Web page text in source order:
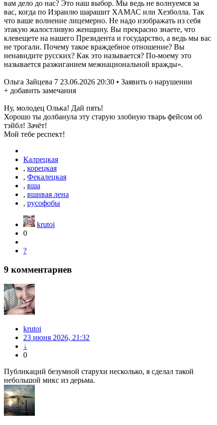
вам дело до нас? Это наш выбор. Мы ведь не волнуемся за
вас, когда по Израилю шарашит ХАМАС или Хезболла. Так
что ваше волнение лицемерно. Не надо изображать из себя
этакую жалостливую женщину. Вы прекрасно знаете, что
клевещете на нашего Президента и государство, а ведь мы вас
не трогали. Почему такое враждебное отношение? Вы
ненавидите русских? Как это называется? По-моему это
называется разжиганием межнациональной вражды».
Ольга Зайцева 7 23.06.2026 20:30 • Заявить о нарушении
+ добавить замечания
Ну, молодец Олька! Дай пять!
Хорошо ты долбанула эту старую злобную тварь фейсом об
тэйбл! Зачёт!
Мой тебе респект!
Калрецкая
, корецкая
, Фекалецкая
, вша
, вшивая лена
, русофобы
krutoi
0
?
9 комментариев
krutoi
23 июня 2026, 21:32
↓
0
Публикаций безумной старухи несколько, я сделал такой
небольшой микс из дерьма.